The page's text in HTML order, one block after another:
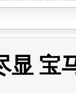
显 宝